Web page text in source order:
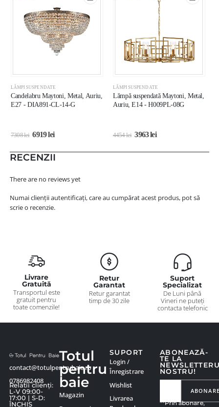
LĂMPI SUSPENDATE
Candelabru Maytoni, Metal, Auriu,
E27 - DIA891-CL-14-G
7308lei 6919lei
LĂMPI SUSPENDATE
Lămpă suspendată Maytoni, Metal,
Auriu, E14 - H009PL-08G
4454lei 3963lei
RECENZII
There are no reviews yet
Numai clienții autentificați, care au cumpărat acest produs, pot să
scrie o recenzie.
Livrare
Gratuită
Transportul este
gratuit pentru
toate comenzile!
Retur
Garantat
Retur garantat
timp de 30 zile
Suport
Specializat
De Luni până
Vineri ne puteți
contacta telefonic
contact@totulpentrubaie.ro
0786982408
Relatii clienți:
L-V 09:00-
17:00 | S-D:
ÎNCHIS
ABONEAZĂ-
TE LA
NOSTRU!
**Prin abonare,
Totul
pentru
baie
Magazin
SUPORT
Login /
Înregistrare
Wishlist
Livrarea